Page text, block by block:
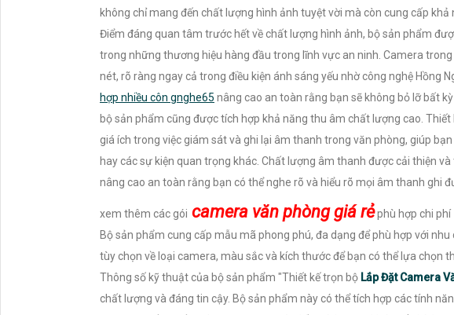
không chỉ mang đến chất lượng hình ảnh tuyệt vời mà còn cung cấp khả
Điểm đáng quan tâm trước hết về chất lượng hình ảnh, bộ sản phẩm
trong những thương hiệu hàng đầu trong lĩnh vực an ninh. Camera
nét, rõ ràng ngay cả trong điều kiện ánh sáng yếu nhờ công nghệ Hồng
hợp nhiều côn gnghe65 nâng cao an toàn rằng bạn sẽ không bỏ lỡ bất
bộ sản phẩm cũng được tích hợp khả năng thu âm chất lượng cao.
giá ích trong việc giám sát và ghi lại âm thanh trong văn phòng, giúp
hay các sự kiện quan trọng khác. Chất lượng âm thanh được cải thiện
nâng cao an toàn rằng bạn có thể nghe rõ và hiểu rõ mọi âm thanh ghi
xem thêm các gói camera văn phòng giá rẻphù hợp chi phí
Bộ sản phẩm cung cấp mẫu mã phong phú, đa dạng để phù hợp với
tùy chọn về loại camera, màu sắc và kích thước để bạn có thể lựa chọn
Thông số kỹ thuật của bộ sản phẩm "Thiết kế trọn bộ Lắp Đặt Camera
chất lượng và đáng tin cậy. Bộ sản phẩm này có thể tích hợp các tính